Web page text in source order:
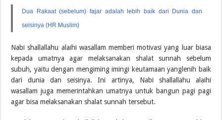
Dua Rakaat (sebelum) fajar adalah lebih baik dari Dunia dan
seisinya (HR Muslim)
Nabi shallallahu alaihi wasallam memberi motivasi yang luar biasa
kepada umatnya agar melaksanakan shalat sunnah sebelum
subuh, yaitu dengan mengiming imingi keutamaan yanglenih baik
dari dunia dan seisinya. Ini artinya, Nabi shallallahu alaihi
wasallam juga memerintahkan umatnya untuk bangun pagi pagi
agar bisa melaksanakan shalat sunnah tersebut.